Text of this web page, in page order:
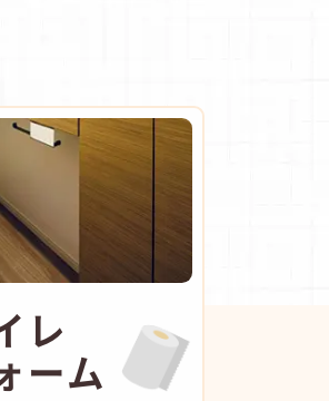
レ
ーム